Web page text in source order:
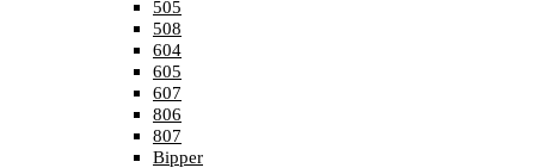
505
508
604
605
607
806
807
Bipper